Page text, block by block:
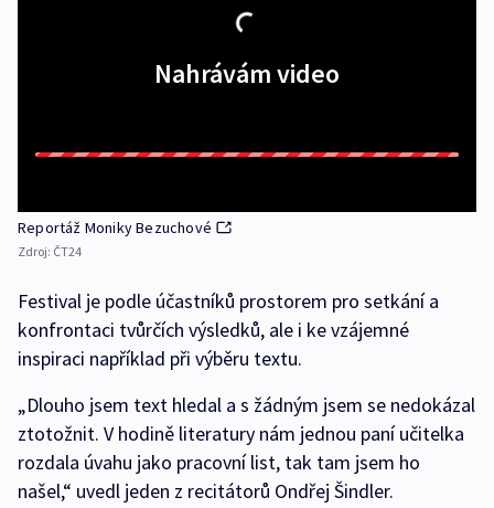
Nahrávám video
Reportáž Moniky Bezuchové
Zdroj: ČT24
Festival je podle účastníků prostorem pro setkání a
konfrontaci tvůrčích výsledků, ale i ke vzájemné
inspiraci například při výběru textu.
„Dlouho jsem text hledal a s žádným jsem se nedokázal
ztotožnit. V hodině literatury nám jednou paní učitelka
rozdala úvahu jako pracovní list, tak tam jsem ho
našel,“ uvedl jeden z recitátorů Ondřej Šindler.